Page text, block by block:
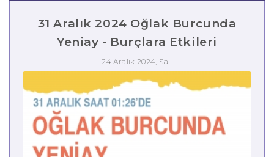
31 Aralık 2024 Oğlak Burcunda
Yeniay - Burçlara Etkileri
24 Aralık 2024, Salı